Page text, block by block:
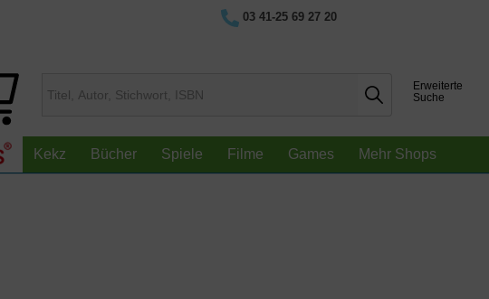
03 41-25 69 27 20
Erweiterte
Suche
Kekz Bücher Spiele Filme Games Mehr Shops